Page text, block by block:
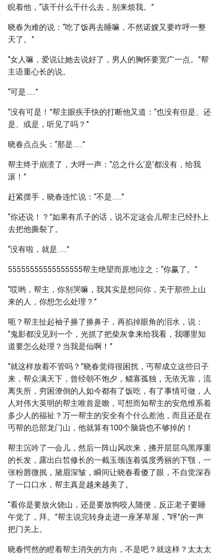
睨着他，“该干什么干什么去，别来烦我。”
晓春为难的说：“吃了饭再去睡嘛，不然诺嫂又要咋呼一整
天了。”
“女人嘛，爱说让她去说好了，男人的胸怀要宽广一点。”帮
主语重心长的说。
“可是……”
“没有可是！”帮主眼疾手快的打断他又道：“也没有但是、还
是、或是，听见了吗？”
晓春点点头：“那是……”
帮主终于崩溃了，大呼一声：“总之什么‘是’都没有，给我
滚！”
赶紧摆手，晓春连忙说：“不是……”
“你还说！？”如果有爪子的话，说不定这会儿帮主已经扑上
去把他撕裂了。
“没有啦，就是……”
55555555555555555帮主绝望而原地泣之：“你赢了。”
“哎哟，帮主，你别哭嘛，我其实是想问你，关于那些上山
来的人，你想怎么处理？”
呃？帮主扯起袖子擤了擤鼻子，再掐掉眼角的泪水，说：
“鬼影都没见到一个，光抓了把柴灰拿来给我看，我哪里知
道要怎么处理？当我是仙啊！”
“就这样放着不管吗？”晓春觉得很困扰，丐帮成立这些日子
来，帮众满天下，曾经朝不饱夕，鳏寡孤独，无依无靠，流
离失所，穷困潦倒的人如今都有了饭吃，有了事情可做，人
人对伟大英明的帮主唯首是瞻，可想而知帮主的安危维系着
多少人的福祉？万一帮主的安全有个什么差池，而且还是在
丐帮的总部龙门山，他就算有100个脑袋也不够掉的！
帮主沉吟了一会儿，然后一阵山风吹来，拂开层层乌黑厚重
的长发，露出白皙修长的一截玉颈连着弧度秀丽的下颚，一
张粉唇微抿，黛眉深皱，瞬间让晓春看傻了眼，不自觉深吞
了一口口水，帮主真是越来越美了。
“看你是要放火烧山，还是要放狗咬人随便，反正老子要睡
午觉了，拜。”帮主说完转身走进一座茅草屋，“呯”的一声
把门关上。
晓春愕然的瞪着帮主消失的方向，不是吧？就这样？太太太